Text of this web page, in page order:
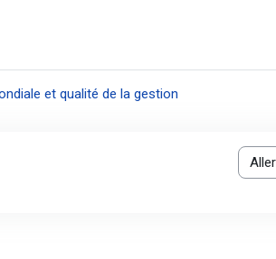
et qualité de la gestion
Aller